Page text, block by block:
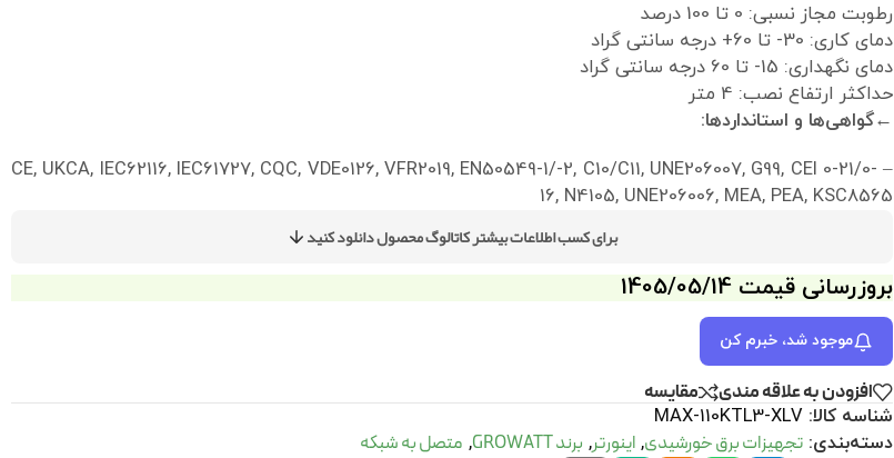
رطوبت مجاز نسبی: 0 تا 100 درصد
دمای کاری: 30- تا 60+ درجه سانتی گراد
دمای نگهداری: 15- تا 60 درجه سانتی گراد
حداکثر ارتفاع نصب: 4 متر
←گواهی‌ها و استانداردها:
– CE, UKCA, IEC62116, IEC61727, CQC, VDE0126, VFR2019, EN50549-1/-2, C10/C11, UNE206007, G99, CEI 0-21/0-
16, N4105, UNE206006, MEA, PEA, KSC8565
برای کسب اطلاعات بیشتر کاتالوگ محصول دانلود کنید
بروزرسانی قیمت 1405/05/14
موجود شد، خبرم کن
افزودن به علاقه مندی مقايسه
شناسه کالا: MAX-110KTL3-XLV
دسته‌بندی: تجهیزات برق خورشیدی, اینورتر, برند GROWATT , متصل به شبکه